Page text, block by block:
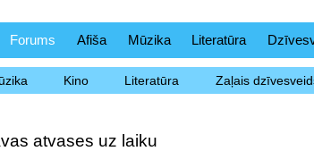
Forums Afiša Mūzika Literatūra
Kino Literatūra Zaļais
atvases uz laiku